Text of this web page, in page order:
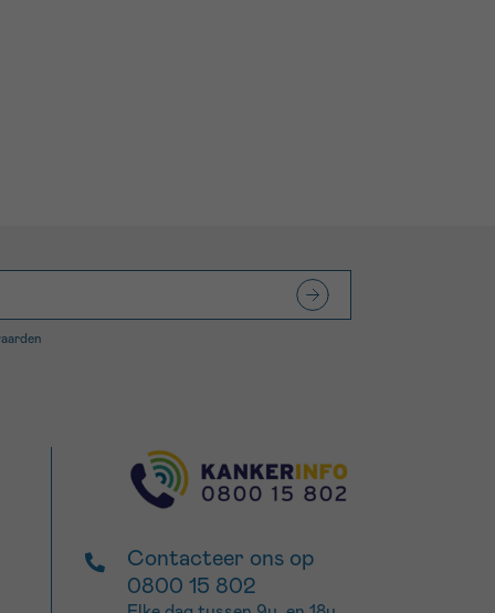
Contacteer ons op
0800 15 802